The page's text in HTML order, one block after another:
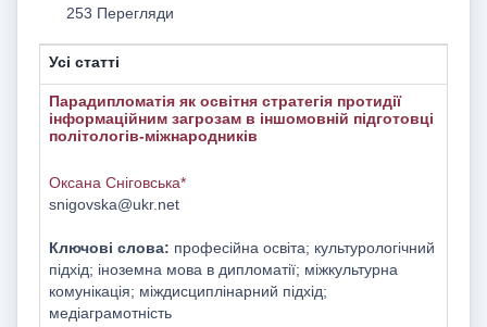
253 Перегляди
Усі статті
Парадипломатія як освітня стратегія протидії
інформаційним загрозам в іншомовній підготовці
політологів-міжнародників
Оксана Сніговська*
snigovska@ukr.net
Ключові слова: професійна освіта; культурологічний
підхід; іноземна мова в дипломатії; міжкультурна
комунікація; міждисциплінарний підхід;
медіаграмотність